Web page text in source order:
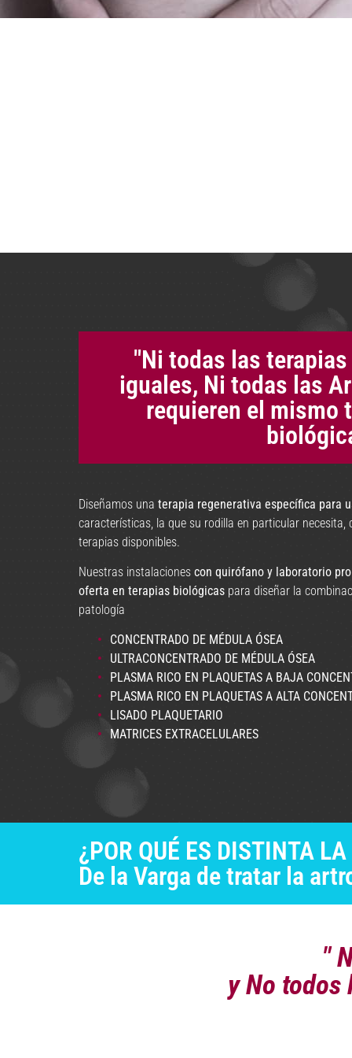
"Ni todas las
iguales, Ni todas las
requieren el mismo
Diseñamos una terapia regenerativa específica para
características, la que su rodilla en particular
terapias disponibles.
Nuestras instalaciones con quirófano y laboratorio
oferta en terapias biológicas para diseñar la
patología
CONCENTRADO DE MÉDULA ÓSEA
ULTRACONCENTRADO DE MÉDULA ÓSEA
PLASMA RICO EN PLAQUETAS A BAJA
PLASMA RICO EN PLAQUETAS A ALTA
LISADO PLAQUETARIO
MATRICES EXTRACELULARES
¿POR QUÉ ES DISTINTA
De la Varga de tratar la
"
y No todos